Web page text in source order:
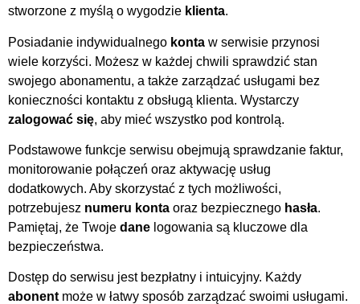
stworzone z myślą o wygodzie klienta.
Posiadanie indywidualnego konta w serwisie przynosi
wiele korzyści. Możesz w każdej chwili sprawdzić stan
swojego abonamentu, a także zarządzać usługami bez
konieczności kontaktu z obsługą klienta. Wystarczy
zalogować się, aby mieć wszystko pod kontrolą.
Podstawowe funkcje serwisu obejmują sprawdzanie faktur,
monitorowanie połączeń oraz aktywację usług
dodatkowych. Aby skorzystać z tych możliwości,
potrzebujesz numeru konta oraz bezpiecznego hasła.
Pamiętaj, że Twoje dane logowania są kluczowe dla
bezpieczeństwa.
Dostęp do serwisu jest bezpłatny i intuicyjny. Każdy
abonent może w łatwy sposób zarządzać swoimi usługami.